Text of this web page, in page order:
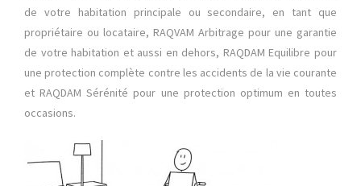
de votre habitation principale ou secondaire, en tant que
propriétaire ou locataire, RAQVAM Arbitrage pour une garantie
de votre habitation et aussi en dehors, RAQDAM Equilibre pour
une protection complète contre les accidents de la vie courante
et RAQDAM Sérénité pour une protection optimum en toutes
occasions.